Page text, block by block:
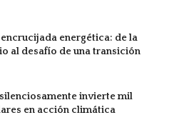
energética: de la
al desafío de una transición
invierte mil
en acción climática